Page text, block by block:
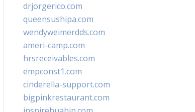
drjorgerico.com
queensushipa.com
wendyweimerdds.com
ameri-camp.com
hrsreceivables.com
empconst1.com
cinderella-support.com
bigpinkrestaurant.com